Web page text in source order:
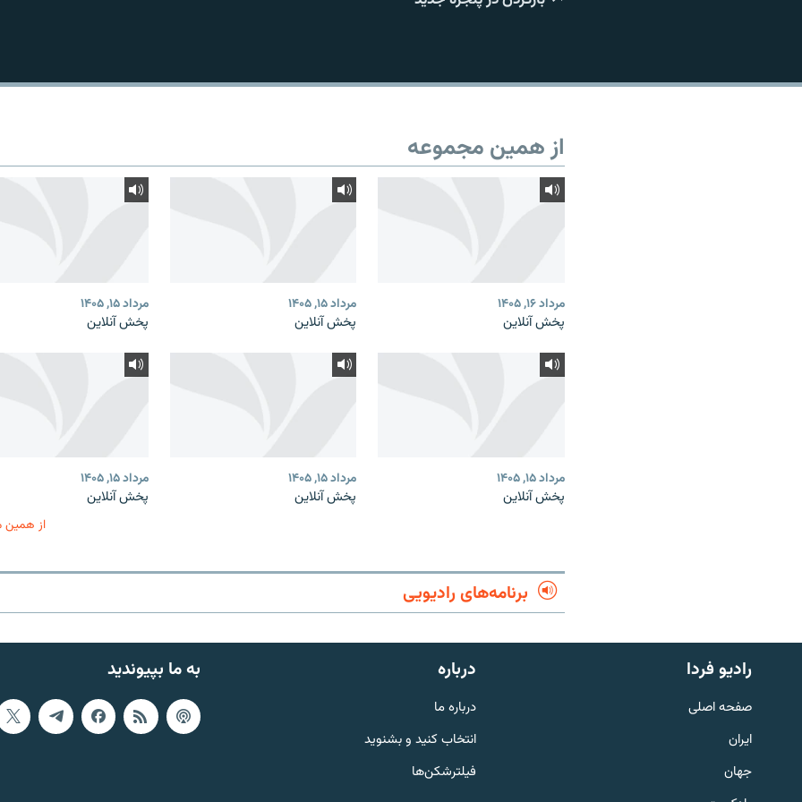
English
به ما بپیوندید
از همین مجموعه
مرداد ۱۶, ۱۴۰۵
پخش آنلاین
مرداد ۱۵, ۱۴۰۵
پخش آنلاین
مرداد ۱۵, ۱۴۰۵
پخش آنلاین
مرداد ۱۵, ۱۴۰۵
پخش آنلاین
مرداد ۱۵, ۱۴۰۵
پخش آنلاین
مرداد ۱۵, ۱۴۰۵
پخش آنلاین
از همین
برنامه‌های رادیویی
به ما بپیوندید رادیو فردا
صفحه اصلی
ایران
جهان
درباره
درباره ما
انتخاب کنید و بشنوید
فیلترشکن‌ها